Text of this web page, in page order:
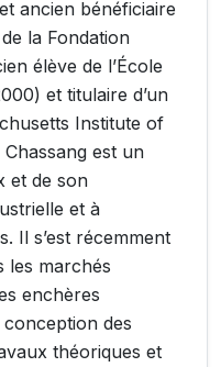
ancien bénéficiaire
la Fondation
élève de l’École
et titulaire d’un
Institute of
Chassang est un
et de son
et à
Il s’est récemment
les marchés
enchères
conception des
théoriques et